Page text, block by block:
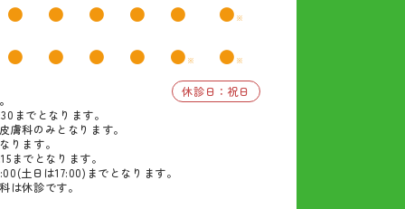
● ● ● ● ● ● ※
● ● ● ● ● ※ ● ※
休診日：祝日
までとなります。
膚科のみとなります。
ります。
までとなります。
土日は17:00)までとなります。
は休診です。